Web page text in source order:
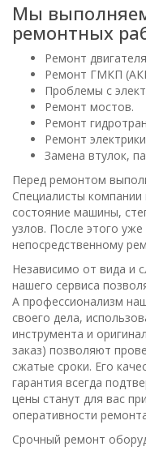
Мы
ремонтных
Ремонт
Ремонт ГМКП
Проблемы с
Ремонт мостов.
Ремонт
Ремонт
Замена втулок,
Перед ремонтом
Специалисты
состояние машины,
узлов. После этого
непосредственному
Независимо от вида и
нашего сервиса
А профессионализм
своего дела,
инструмента и
заказ) позволяют
сжатые сроки. Его
гарантия всегда
цены станут для вас
оперативности
Срочный ремонт